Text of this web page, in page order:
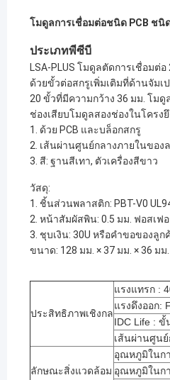
โมดูลการเชื่อมต่อชนิด PCB ชนิ
ประเภทพีซีบี
LSA-PLUS โมดูลตัดการเชื่อมต่
ด้วยขั้วต่อสกรูเพิ่มเติมที่ด้านจัมเ
20 ขั้วที่มีความกว้าง 36 มม. โม
ช่องเสียบโมดูลสองช่องในโครง
1. ด้วย PCB และบล็อกสกรู
2. เส้นผ่านศูนย์กลางภายในของ
3. สี: ฐานสีเทา, ตัวเครื่องสีขาว
วัสดุ:
1. ชิ้นส่วนพลาสติก: PBT-V0
2. หน้าสัมผัสพิน: 0.5 มม. ฟอสเฟ
3. ชุบเงิน: 30U หรือคำขอของลูก
ขนาด: 128 มม. × 37 มม. × 36 มม.
ประสิทธิภาพเชิงกล
แรงแทรก :
แรงดึงออก:
IDC Life : ขั้
เส้นผ่านศูน
ลักษณะสิ่งแวดล้อม
อุณหภูมิในกา
อุณหภูมิในก